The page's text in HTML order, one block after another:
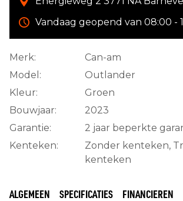
Vandaag geopend van 08:00 -
Merk:
Can-am
Model:
Outlander
Kleur:
Groen
Bouwjaar:
2023
Garantie:
2 jaar beperkte
Kenteken:
Zonder kenteken,
kenteken
ALGEMEEN SPECIFICATIES FINANCIEREN